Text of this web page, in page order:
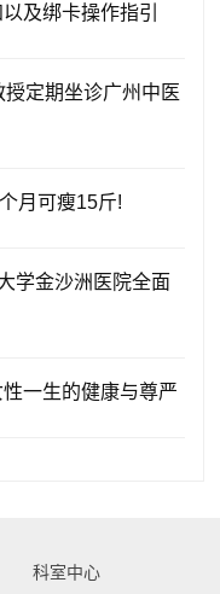
及绑卡操作指引
定期坐诊广州中医
月可瘦15斤!
学金沙洲医院全面
一生的健康与尊严
科室中心